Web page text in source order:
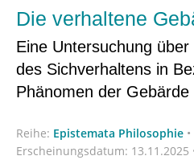
Die verhaltene
Eine Untersuchung
des Sichverhaltens in
Phänomen der Gebärde
Reihe: Epistemata Philosophie •
Erscheinungsdatum: 13.11.2025